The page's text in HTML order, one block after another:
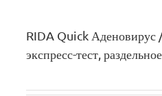
RIDA Quick Аденовирус
экспресс-тест,